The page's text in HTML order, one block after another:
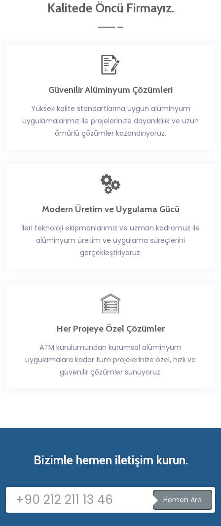
Kalitede Öncü Firmayız.
Güvenilir Alüminyum Çözümleri
Yüksek kalite standartlarına uygun alüminyum
uygulamalarımız ile projelerinize dayanıklılık ve uzun
ömürlü çözümler kazandırıyoruz.
Modern Üretim ve Uygulama Gücü
İleri teknoloji ekipmanlarımız ve uzman kadromuz ile
alüminyum üretim ve uygulama süreçlerini
gerçekleştiriyoruz.
Her Projeye Özel Çözümler
ATM kurulumundan kurumsal alüminyum
uygulamalara kadar tüm projelerinize özel, hızlı ve
güvenilir çözümler sunuyoruz.
Bizimle hemen iletişim kurun.
Hemen Ara